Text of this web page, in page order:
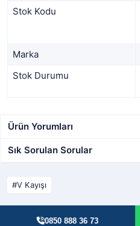
Stok Kodu
Marka
Stok Durumu
Ürün Yorumları
Sık Sorulan Sorular
V Kayışı
0850 888 36 73